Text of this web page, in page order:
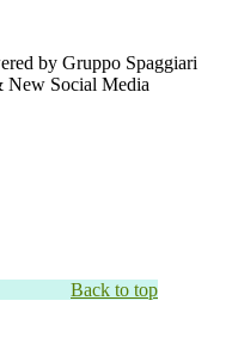
by Gruppo Spaggiari
New Social Media
Back to top